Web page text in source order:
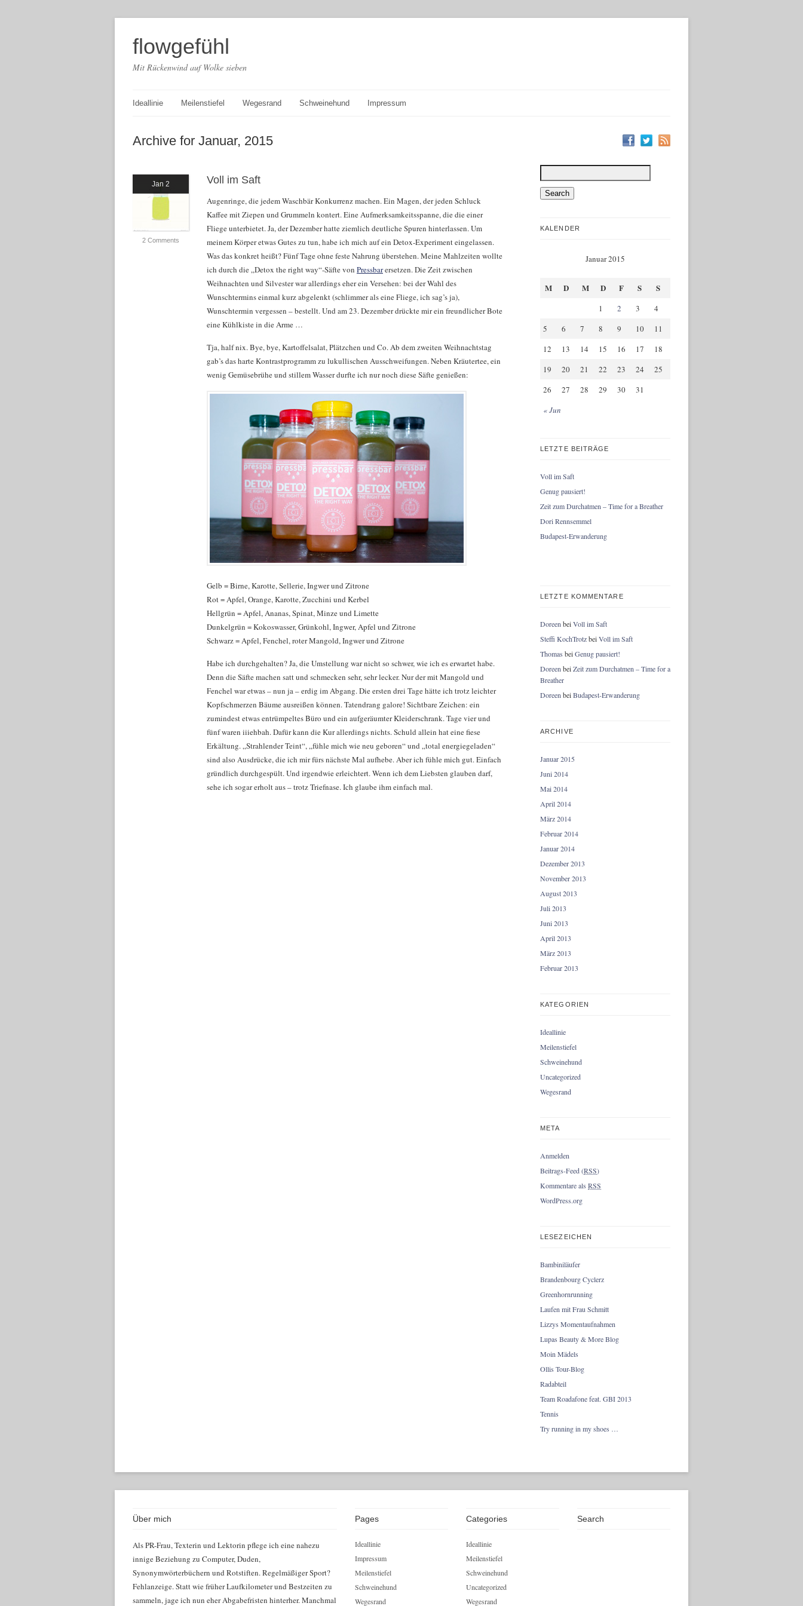
flowgefühl
Mit Rückenwind auf Wolke sieben
Ideallinie Meilenstiefel Wegesrand Schweinehund Impressum
Archive for Januar, 2015
Jan 2
2 Comments
Voll im Saft
Augenringe, die jedem Waschbär Konkurrenz machen. Ein Magen, der jeden Schluck
Kaffee mit Ziepen und Grummeln kontert. Eine Aufmerksamkeitsspanne, die die einer
Fliege unterbietet. Ja, der Dezember hatte ziemlich deutliche Spuren hinterlassen. Um
meinem Körper etwas Gutes zu tun, habe ich mich auf ein Detox-Experiment eingelassen.
Was das konkret heißt? Fünf Tage ohne feste Nahrung überstehen. Meine Mahlzeiten wollte
ich durch die „Detox the right way“-Säfte von Pressbarersetzen. Die Zeit zwischen
Weihnachten und Silvester war allerdings eher ein Versehen: bei der Wahl des
Wunschtermins einmal kurz abgelenkt (schlimmer als eine Fliege, ich sag’s ja),
Wunschtermin vergessen – bestellt. Und am 23. Dezember drückte mir ein freundlicher Bote
eine Kühlkiste in die Arme …
Tja, half nix. Bye, bye, Kartoffelsalat, Plätzchen und Co. Ab dem zweiten Weihnachtstag
gab’s das harte Kontrastprogramm zu lukullischen Ausschweifungen. Neben Kräutertee, ein
wenig Gemüsebrühe und stillem Wasser durfte ich nur noch diese Säfte genießen:
Gelb = Birne, Karotte, Sellerie, Ingwer und Zitrone
Rot = Apfel, Orange, Karotte, Zucchini und Kerbel
Hellgrün = Apfel, Ananas, Spinat, Minze und Limette
Dunkelgrün = Kokoswasser, Grünkohl, Ingwer, Apfel und Zitrone
Schwarz = Apfel, Fenchel, roter Mangold, Ingwer und Zitrone
Habe ich durchgehalten? Ja, die Umstellung war nicht so schwer, wie ich es erwartet habe.
Denn die Säfte machen satt und schmecken sehr, sehr lecker. Nur der mit Mangold und
Fenchel war etwas – nun ja – erdig im Abgang. Die ersten drei Tage hätte ich trotz leichter
Kopfschmerzen Bäume ausreißen können. Tatendrang galore! Sichtbare Zeichen: ein
zumindest etwas entrümpeltes Büro und ein aufgeräumter Kleiderschrank. Tage vier und
fünf waren iiiehbah. Dafür kann die Kur allerdings nichts. Schuld allein hat eine fiese
Erkältung. „Strahlender Teint“, „fühle mich wie neu geboren“ und „total energiegeladen“
sind also Ausdrücke, die ich mir fürs nächste Mal aufhebe. Aber ich fühle mich gut. Einfach
gründlich durchgespült. Und irgendwie erleichtert. Wenn ich dem Liebsten glauben darf,
sehe ich sogar erholt aus – trotz Triefnase. Ich glaube ihm einfach mal.
KALENDER
Januar 2015
M D M D F S S
« Jun
1 2 3
4
5
6 7 8 9 10
11
12
13 14 15 16 17
18
19
20 21 22 23 24
25
26
27 28 29 30 31
LETZTE BEITRÄGE
Voll im Saft
Genug pausiert!
Zeit zum Durchatmen – Time for a Breather
Dori Rennsemmel
Budapest-Erwanderung
LETZTE KOMMENTARE
Doreen beiVoll im Saft
Steffi KochTrotzbeiVoll im Saft
Thomas beiGenug pausiert!
Doreen beiZeit zum Durchatmen – Time for a
Breather
Doreen beiBudapest-Erwanderung
ARCHIVE
Januar 2015
Juni 2014
Mai 2014
April 2014
März 2014
Februar 2014
Januar 2014
Dezember 2013
November 2013
August 2013
Juli 2013
Juni 2013
April 2013
März 2013
Februar 2013
KATEGORIEN
Ideallinie
Meilenstiefel
Schweinehund
Uncategorized
Wegesrand
META
Anmelden
Beitrags-Feed (RSS)
Kommentare als RSS
WordPress.org
LESEZEICHEN
Bambiniläufer
Brandenbourg Cyclerz
Greenhornrunning
Laufen mit Frau Schmitt
Lizzys Momentaufnahmen
Lupas Beauty & More Blog
Moin Mädels
Ollis Tour-Blog
Radabteil
Team Roadafone feat. GBI 2013
Tennis
Try running in my shoes …
Über mich
Als PR-Frau, Texterin und Lektorin pflege ich eine nahezu
innige Beziehung zu Computer, Duden,
Synonymwörterbüchern und Rotstiften. Regelmäßiger Sport?
Fehlanzeige. Statt wie früher Laufkilometer und Bestzeiten zu
sammeln, jage ich nun eher Abgabefristen hinterher. Manchmal
Pages
Ideallinie
Impressum
Meilenstiefel
Schweinehund
Wegesrand
Categories
Ideallinie
Meilenstiefel
Schweinehund
Uncategorized
Wegesrand
Search